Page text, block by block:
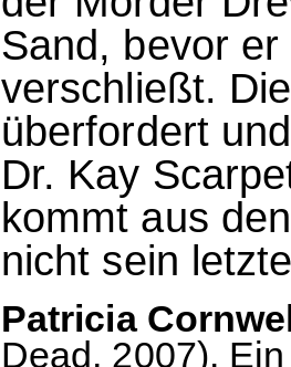
Sand, bevor
verschließt.
überfordert
Dr. Kay
kommt aus
nicht sein
Patricia
Dead, 2007).